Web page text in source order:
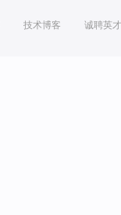
技术博客 诚聘英才